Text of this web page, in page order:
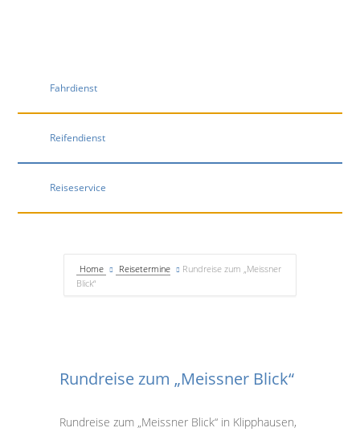
Fahrdienst
Reifendienst
Reiseservice
Home Reisetermine
Rundreise zum „Meissner
Blick“
Rundreise zum „Meissner Blick“
Rundreise zum „Meissner Blick“ in Klipphausen,